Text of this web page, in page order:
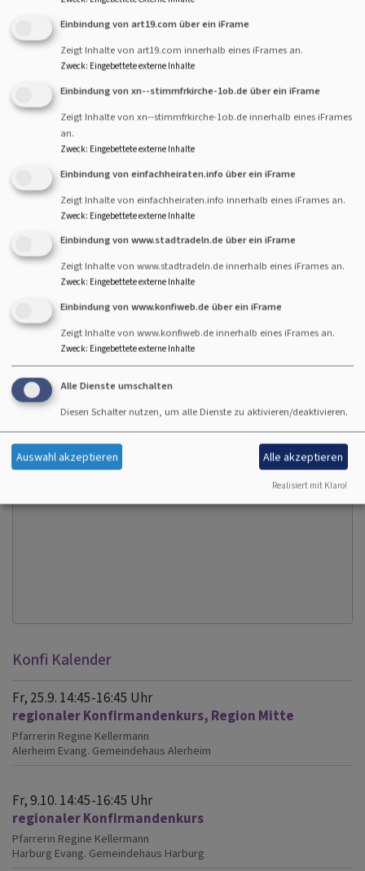
Konfispruch
Inspirationen für deinen
hier
Weitere interessante
Tools:
fürAndroidundiOS
FAQ Konfirmation
Ja (einmalig)
Datenschutzeinstellungen verwalten
Konfi Kalender
Fr, 25.9. 14:45-16:45 Uhr
regionaler Konfirmandenkurs, Region Mitte
Pfarrerin Regine Kellermann
Alerheim Evang. Gemeindehaus Alerheim
Fr, 9.10. 14:45-16:45 Uhr
regionaler Konfirmandenkurs
Pfarrerin Regine Kellermann
Harburg Evang. Gemeindehaus Harburg
Einbindung von art19.com über ein iFrame
Zeigt Inhalte von art19.com innerhalb eines iFrames an.
Zweck: Eingebettete externe Inhalte
Einbindung von xn--stimmfrkirche-1ob.de über ein iFrame
Zeigt Inhalte von xn--stimmfrkirche-1ob.de innerhalb eines iFrames
an.
Zweck: Eingebettete externe Inhalte
Einbindung von einfachheiraten.info über ein iFrame
Zeigt Inhalte von einfachheiraten.info innerhalb eines iFrames an.
Zweck: Eingebettete externe Inhalte
Einbindung von www.stadtradeln.de über ein iFrame
Zeigt Inhalte von www.stadtradeln.de innerhalb eines iFrames an.
Zweck: Eingebettete externe Inhalte
Einbindung von www.konfiweb.de über ein iFrame
Zeigt Inhalte von www.konfiweb.de innerhalb eines iFrames an.
Zweck: Eingebettete externe Inhalte
Alle Dienste umschalten
Diesen Schalter nutzen, um alle Dienste zu aktivieren/deaktivieren.
Auswahl akzeptieren Alle akzeptieren
Realisiert mit Klaro!